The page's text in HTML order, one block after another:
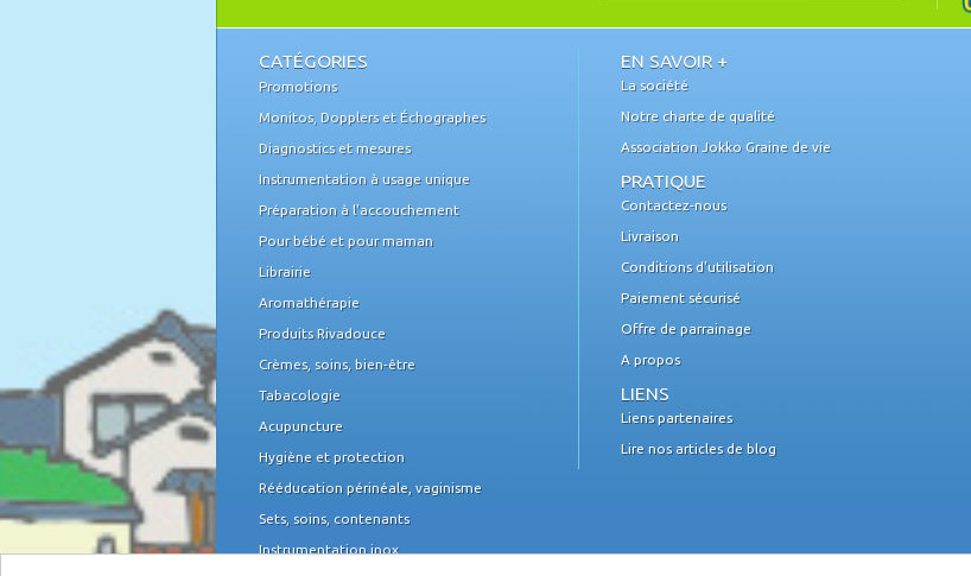
CATÉGORIES
Promotions
Monitos, Dopplers et Échographes
Diagnostics et mesures
Instrumentation à usage unique
Préparation à l'accouchement
Pour bébé et pour maman
Librairie
Aromathérapie
Produits Rivadouce
Crèmes, soins, bien-être
Tabacologie
Acupuncture
Hygiène et protection
Rééducation périnéale, vaginisme
Sets, soins, contenants
Instrumentation inox
EN SAVOIR +
La société
Notre charte de qualité
Association Jokko Graine de vie
PRATIQUE
Contactez-nous
Livraison
Conditions d'utilisation
Paiement sécurisé
Offre de parrainage
A propos
LIENS
Liens partenaires
Lire nos articles de blog